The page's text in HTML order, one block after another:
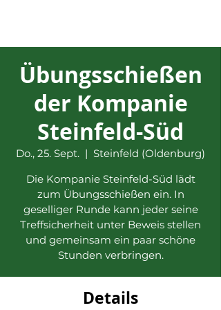
Übungsschießen
der Kompanie
Steinfeld-Süd
Do., 25. Sept.
  |
Steinfeld (Oldenburg)
Die Kompanie Steinfeld-Süd lädt
zum Übungsschießen ein. In
geselliger Runde kann jeder seine
Treffsicherheit unter Beweis stellen
und gemeinsam ein paar schöne
Stunden verbringen.
Details